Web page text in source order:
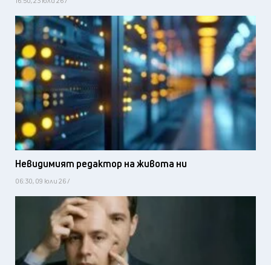
Невидимият редактор на живота ни
06:30, 09 юли 26 /